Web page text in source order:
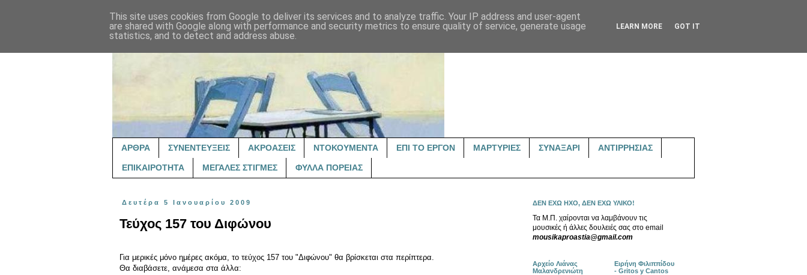
ΑΡΘΡΑ ΣΥΝΕΝΤΕΥΞΕΙΣ ΑΚΡΟΑΣΕΙΣ ΝΤΟΚΟΥΜΕΝΤΑ ΕΠΙ ΤΟ ΕΡΓΟΝ ΜΑΡΤΥΡΙΕΣ ΣΥΝΑΞΑΡΙ ΑΝΤΙΡΡΗΣΙΑΣ
ΕΠΙΚΑΙΡΟΤΗΤΑ ΜΕΓΑΛΕΣ ΣΤΙΓΜΕΣ ΦΥΛΛΑ ΠΟΡΕΙΑΣ
Δευτέρα 5 Ιανουαρίου 2009
Τεύχος 157 του Διφώνου
Για μερικές μόνο ημέρες ακόμα, το τεύχος 157 του "Διφώνου" θα βρίσκεται στα περίπτερα.
Θα διαβάσετε, ανάμεσα στα άλλα:
ΔΕΝ ΕΧΩ ΗΧΟ, ΔΕΝ ΕΧΩ ΥΛΙΚΟ!
Τα Μ.Π. χαίρονται να λαμβάνουν τις
μουσικές ή άλλες δουλειές σας στο email
mousikaproastia@gmail.com
Αρχείο Λιάνας
Μαλανδρενιώτη
Ειρήνη Φιλιππίδου
- Gritos y Cantos
This site uses cookies from Google to deliver its services and to analyze traffic. Your IP address and user-agent
are shared with Google along with performance and security metrics to ensure quality of service, generate usage
statistics, and to detect and address abuse.
LEARN MORE GOT IT